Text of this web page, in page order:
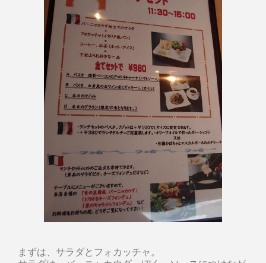
まずは、サラダとフォカッチャ。